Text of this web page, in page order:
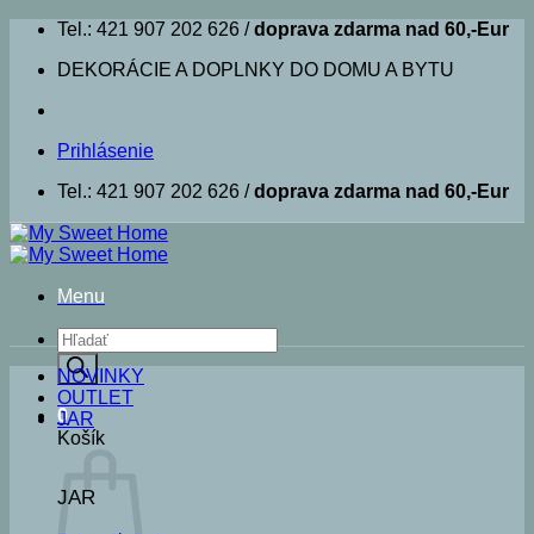
Skip
content
Tel.: 421 907 202 626 /doprava zdarma nad 60,-Eur
DEKORÁCIE A DOPLNKY DO DOMU A BYTU
Prihlásenie
Tel.: 421 907 202 626 /doprava zdarma nad 60,-Eur
Menu
Products
search
0
Košík
NOVINKY
OUTLET
JAR
JAR